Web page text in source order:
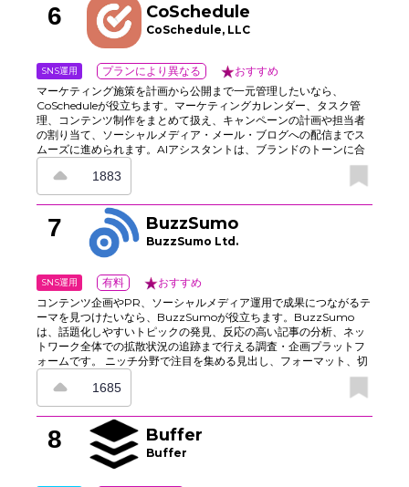
フィードや煩雑なタイムラインに頼らず、スムーズに関係構築を進
められます。
6 CoSchedule
CoSchedule, LLC
SNS運用 プランにより異なる おすすめ
マーケティング施策を計画から公開まで一元管理したいなら、
CoScheduleが役立ちます。マーケティングカレンダー、タスク管
理、コンテンツ制作をまとめて扱え、キャンペーンの計画や担当者
の割り当て、ソーシャルメディア・メール・ブログへの配信までス
ムーズに進められます。AIアシスタントは、ブランドのトーンに合
わせてアウトラインや件名、ソーシャルメディア向けの文面を作成
し、エンゲージメントが期待できるタイミングで投稿をスケジュー
ルします。さらに、アセットライブラリ、承認フロー、バージョン
履歴によってチーム内の連携を保ちやすく、ダッシュボードでは進
捗や成果を確認できるため、公開済みコンテンツと今後の予定をす
ぐに把握できます。
1883
7 BuzzSumo
BuzzSumo Ltd.
SNS運用 有料 おすすめ
コンテンツ企画やPR、ソーシャルメディア運用で成果につながるテ
ーマを見つけたいなら、BuzzSumoが役立ちます。BuzzSumo
は、話題化しやすいトピックの発見、反応の高い記事の分析、ネッ
トワーク全体での拡散状況の追跡まで行える調査・企画プラットフ
ォームです。 ニッチ分野で注目を集める見出し、フォーマット、切
り口を見つけ、推測ではなく実績のあるパターンに基づいて投稿を
設計できます。さらに、アラート機能、インフルエンサーの発見、
バックリンクの閲覧機能を活用することで、アイデアを拡散やアウ
トリーチにつなげ、キャンペーンを素早く次のアクションへ進めら
れます。
1685
8 Buffer
Buffer